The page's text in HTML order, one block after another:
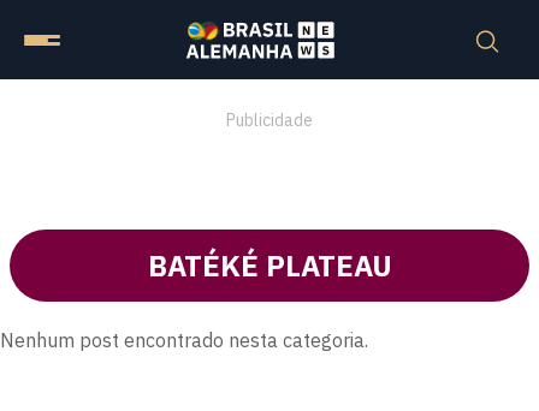
Publicidade
BATÉKÉ PLATEAU
Nenhum post encontrado nesta categoria.